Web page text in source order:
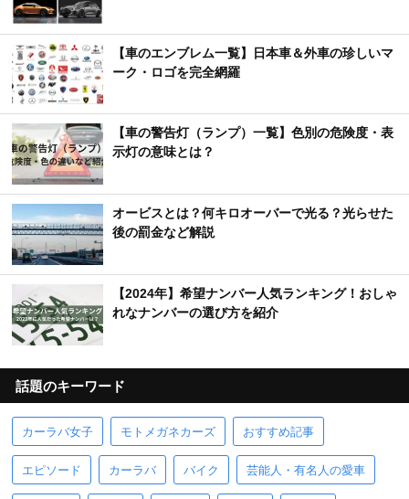
【車のエンブレム一覧】日本車＆外車の珍しいマ
ーク・ロゴを完全網羅
【車の警告灯（ランプ）一覧】色別の危険度・表
示灯の意味とは？
オービスとは？何キロオーバーで光る？光らせた
後の罰金など解説
【2024年】希望ナンバー人気ランキング！おしゃ
れなナンバーの選び方を紹介
話題のキーワード
カーラバ女子 モトメガネカーズ おすすめ記事
エピソード カーラバ バイク 芸能人・有名人の愛車